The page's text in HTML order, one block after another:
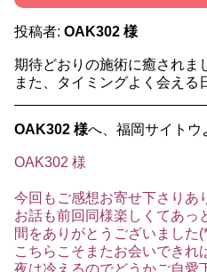
投稿者: OAK302 様
期待どおりの施術に癒されま
また、タイミングよく会える
OAK302 様へ、福岡サイトウ
OAK302 様
今回もご感想お寄せ下さりあ
お話も前回同様楽しくてあっ
間をありがとうございました
こちらこそまたお会いできれ
夜は冷えるのでどうかご自愛